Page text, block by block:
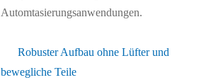
Automtasierungsanwendungen.
Robuster Aufbau ohne Lüfter und
bewegliche Teile